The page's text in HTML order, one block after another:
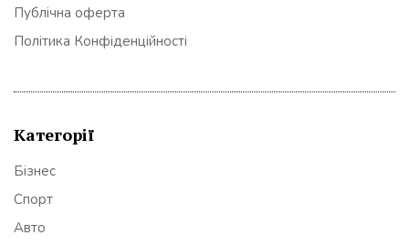
Публічна оферта
Політика Конфіденційності
Категорії
Бізнес
Спорт
Авто